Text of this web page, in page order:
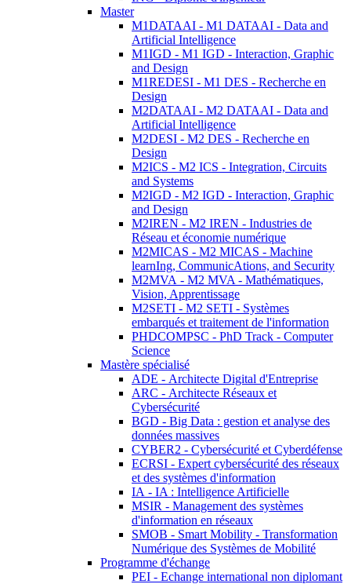
Master
M1DATAAI - M1 DATAAI - Data and
Artificial Intelligence
M1IGD - M1 IGD - Interaction, Graphic
and Design
M1REDESI - M1 DES - Recherche en
Design
M2DATAAI - M2 DATAAI - Data and
Artificial Intelligence
M2DESI - M2 DES - Recherche en
Design
M2ICS - M2 ICS - Integration, Circuits
and Systems
M2IGD - M2 IGD - Interaction, Graphic
and Design
M2IREN - M2 IREN - Industries de
Réseau et économie numérique
M2MICAS - M2 MICAS - Machine
learnIng, CommunicAtions, and Security
M2MVA - M2 MVA - Mathématiques,
Vision, Apprentissage
M2SETI - M2 SETI - Systèmes
embarqués et traitement de l'information
PHDCOMPSC - PhD Track - Computer
Science
Mastère spécialisé
ADE - Architecte Digital d'Entreprise
ARC - Architecte Réseaux et
Cybersécurité
BGD - Big Data : gestion et analyse des
données massives
CYBER2 - Cybersécurité et Cyberdéfense
ECRSI - Expert cybersécurité des réseaux
et des systèmes d'information
IA - IA : Intelligence Artificielle
MSIR - Management des systèmes
d'information en réseaux
SMOB - Smart Mobility - Transformation
Numérique des Systèmes de Mobilité
Programme d'échange
PEI - Echange international non diplomant